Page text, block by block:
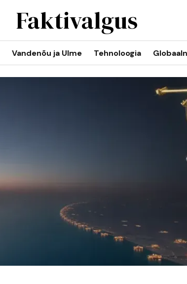
Faktivalgus
Vandenõu ja Ulme Tehnoloogia